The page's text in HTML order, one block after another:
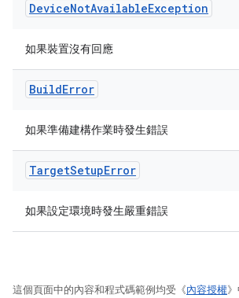
DeviceNotAvailableException
如果裝置沒有回應
BuildError
如果準備建構作業時發生錯誤
TargetSetupError
如果設定環境時發生嚴重錯誤
這個頁面中的內容和程式碼範例均受《內容授權